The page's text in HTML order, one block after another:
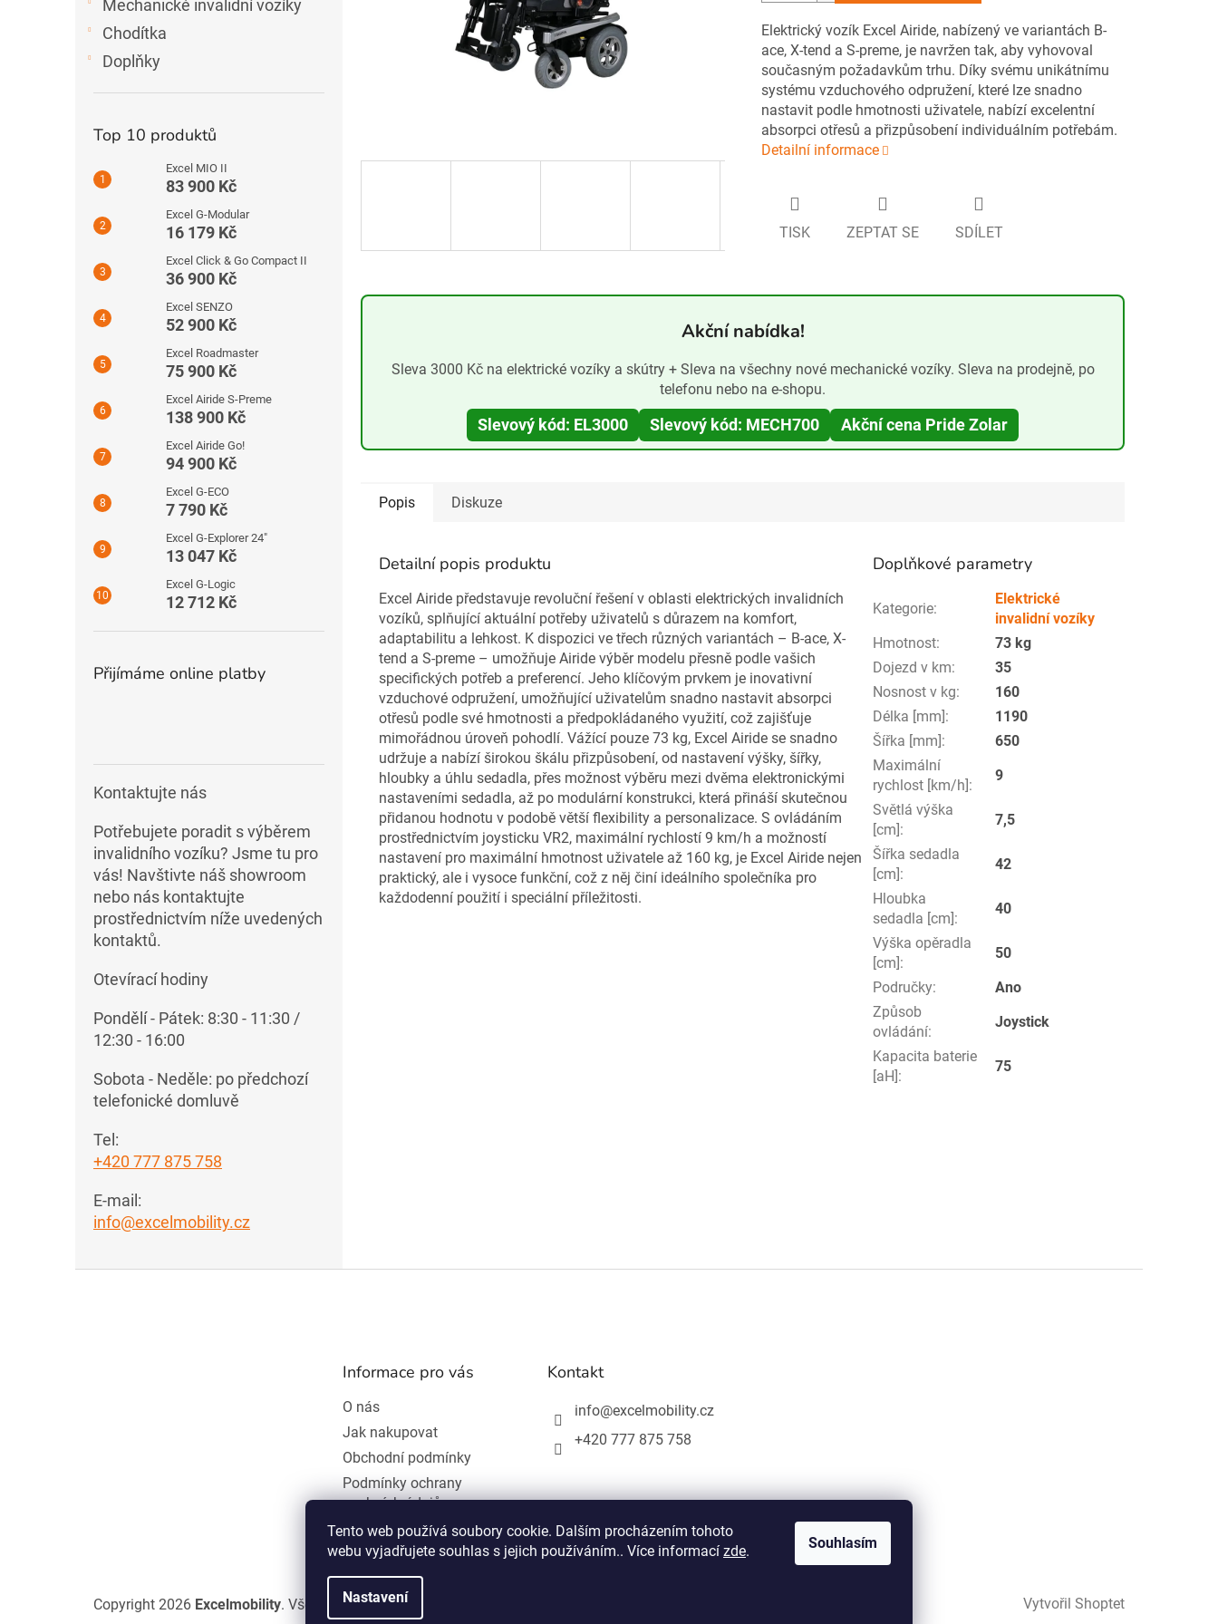
Tento web používá soubory cookie. Dalším procházením tohoto
webu vyjadřujete souhlas s jejich používáním.. Více informací zde.
Nastavení
Souhlasím
Mechanické invalidní vozíky
Chodítka
Doplňky
Top 10 produktů
Excel MIO II
83 900 Kč
Excel G-Modular
16 179 Kč
Excel Click & Go Compact II
36 900 Kč
Excel SENZO
52 900 Kč
Excel Roadmaster
75 900 Kč
Excel Airide S-Preme
138 900 Kč
Excel Airide Go!
94 900 Kč
Excel G-ECO
7 790 Kč
Excel G-Explorer 24″
13 047 Kč
Excel G-Logic
12 712 Kč
Přijímáme online platby
Kontaktujte nás
Potřebujete poradit s výběrem
invalidního vozíku? Jsme tu pro
vás! Navštivte náš showroom
nebo nás kontaktujte
prostřednictvím níže uvedených
kontaktů.
Otevírací hodiny
Pondělí - Pátek: 8:30 - 11:30 /
12:30 - 16:00
Sobota - Neděle: po předchozí
telefonické domluvě
Tel:
+420 777 875 758
E-mail:
info@excelmobility.cz
Elektrický vozík Excel Airide, nabízený ve variantách B-
ace, X-tend a S-preme, je navržen tak, aby vyhovoval
současným požadavkům trhu. Díky svému unikátnímu
systému vzduchového odpružení, které lze snadno
nastavit podle hmotnosti uživatele, nabízí excelentní
absorpci otřesů a přizpůsobení individuálním potřebám.
Detailní informace
TISK ZEPTAT SE SDÍLET
Akční nabídka!
Sleva 3000 Kč na elektrické vozíky a skútry + Sleva na všechny nové mechanické vozíky. Sleva na prodejně, po
telefonu nebo na e-shopu.
Slevový kód: EL3000 Slevový kód: MECH700 Akční cena Pride Zolar
Popis Diskuze
Detailní popis produktu
Excel Airide představuje revoluční řešení v oblasti elektrických invalidních
vozíků, splňující aktuální potřeby uživatelů s důrazem na komfort,
adaptabilitu a lehkost. K dispozici ve třech různých variantách – B-ace, X-
tend a S-preme – umožňuje Airide výběr modelu přesně podle vašich
specifických potřeb a preferencí. Jeho klíčovým prvkem je inovativní
vzduchové odpružení, umožňující uživatelům snadno nastavit absorpci
otřesů podle své hmotnosti a předpokládaného využití, což zajišťuje
mimořádnou úroveň pohodlí. Vážící pouze 73 kg, Excel Airide se snadno
udržuje a nabízí širokou škálu přizpůsobení, od nastavení výšky, šířky,
hloubky a úhlu sedadla, přes možnost výběru mezi dvěma elektronickými
nastaveními sedadla, až po modulární konstrukci, která přináší skutečnou
přidanou hodnotu v podobě větší flexibility a personalizace. S ovládáním
prostřednictvím joysticku VR2, maximální rychlostí 9 km/h a možností
nastavení pro maximální hmotnost uživatele až 160 kg, je Excel Airide nejen
praktický, ale i vysoce funkční, což z něj činí ideálního společníka pro
každodenní použití i speciální příležitosti.
Doplňkové parametry
Kategorie:
Elektrické
invalidní vozíky
Hmotnost:
73 kg
Dojezd v km:
35
Nosnost v kg:
160
Délka [mm]:
1190
Šířka [mm]:
650
Maximální
rychlost [km/h]:
9
Světlá výška
[cm]:
7,5
Šířka sedadla
[cm]:
42
Hloubka
sedadla [cm]:
40
Výška opěradla
[cm]:
50
Područky:
Ano
Způsob
ovládání:
Joystick
Kapacita baterie
[aH]:
75
Informace pro vás
O nás
Jak nakupovat
Obchodní podmínky
Podmínky ochrany
osobních údajů
Odstoupení od smlouvy
Kontakt
info@excelmobility.cz
+420 777 875 758
Vytvořil Shoptet
Copyright 2026 Excelmobility. Všechna práva vyhrazena.